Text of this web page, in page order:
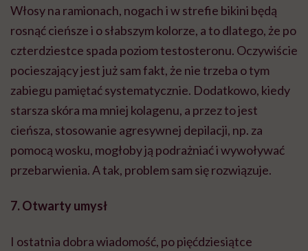
Włosy na ramionach, nogach i w strefie bikini będą
rosnąć cieńsze i o słabszym kolorze, a to dlatego, że po
czterdziestce spada poziom testosteronu. Oczywiście
pocieszający jest już sam fakt, że nie trzeba o tym
zabiegu pamiętać systematycznie. Dodatkowo, kiedy
starsza skóra ma mniej kolagenu, a przez to jest
cieńsza, stosowanie agresywnej depilacji, np. za
pomocą wosku, mogłoby ją podrażniać i wywoływać
przebarwienia. A tak, problem sam się rozwiązuje.
7. Otwarty umysł
I ostatnia dobra wiadomość, po pięćdziesiątce